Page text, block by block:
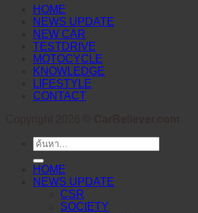
HOME
NEWS UPDATE
NEW CAR
TESTDRIVE
MOTOCYCLE
KNOWLEDGE
LIFESTYLE
CONTACT
ค้นหา:
HOME
NEWS UPDATE
CSR
SOCIETY